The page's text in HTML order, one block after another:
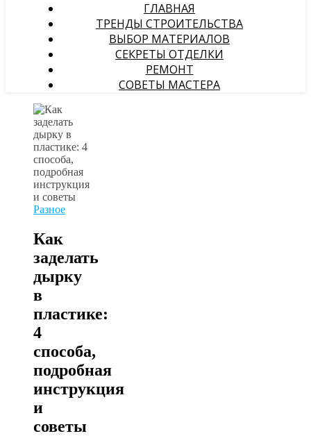
ГЛАВНАЯ
ТРЕНДЫ СТРОИТЕЛЬСТВА
ВЫБОР МАТЕРИАЛОВ
СЕКРЕТЫ ОТДЕЛКИ
РЕМОНТ
СОВЕТЫ МАСТЕРА
Разное
Как
заделать
дырку
в
пластике:
4
способа,
подробная
инструкция
и
советы